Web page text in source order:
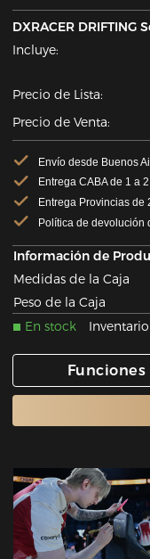
DXRACER DRIFTING
Incluye:
Precio de Lista:
Precio de Venta:
Envío desde Buenos
Entrega CABA de 1 a
Entrega Provincias de
Política de devolución
Información de
Medidas de la Caja
Peso de la Caja
En stock
Funciones